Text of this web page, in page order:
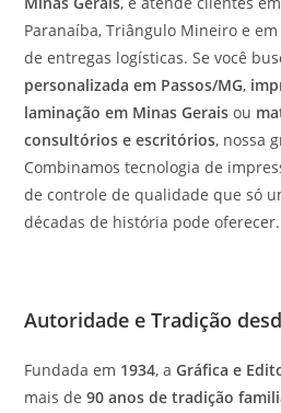
Paranaíba, Triângulo Mineiro e
de entregas logísticas. Se você
personalizada em Passos/MG,
laminação em Minas Gerais ou
consultórios e escritórios, nossa
Combinamos tecnologia de
de controle de qualidade que só
décadas de história pode oferecer.
Autoridade e Tradição
Fundada em 1934, aGráfica e
mais de90 anos de tradição